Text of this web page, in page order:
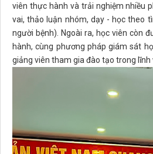
viên thực hành và trải nghiệm nhiều
vai, thảo luận nhóm, dạy - học theo
người bệnh). Ngoài ra, học viên còn
hành, cùng phương pháp giám sát
giảng viên tham gia đào tạo trong lĩnh